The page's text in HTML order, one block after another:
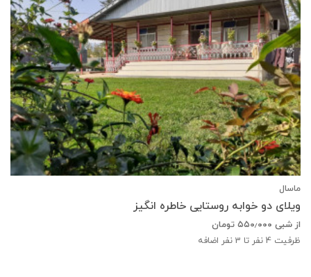
ماسال
ویلای دو خوابه روستایی خاطره انگیز
از شبی ۵۵۰٫۰۰۰ تومان
ظرفیت 4 نفر تا 3 نفر اضافه